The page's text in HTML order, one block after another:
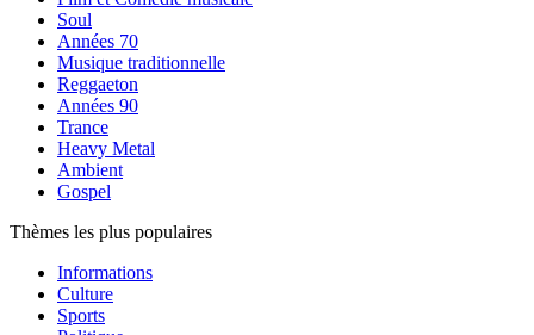
Soul
Années 70
Musique traditionnelle
Reggaeton
Années 90
Trance
Heavy Metal
Ambient
Gospel
Thèmes les plus populaires
Informations
Culture
Sports